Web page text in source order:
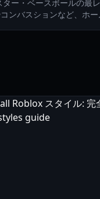
ー・ベースボールの最
ンバスションなど、ホー